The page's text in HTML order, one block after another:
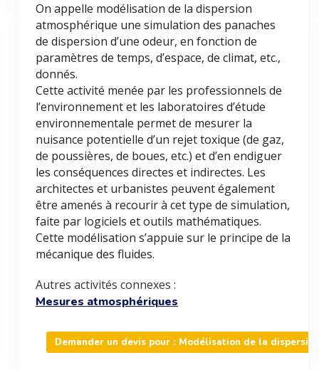
On appelle modélisation de la dispersion
atmosphérique une simulation des panaches
de dispersion d’une odeur, en fonction de
paramètres de temps, d’espace, de climat, etc.,
donnés.
Cette activité menée par les professionnels de
l’environnement et les laboratoires d’étude
environnementale permet de mesurer la
nuisance potentielle d’un rejet toxique (de gaz,
de poussières, de boues, etc.) et d’en endiguer
les conséquences directes et indirectes. Les
architectes et urbanistes peuvent également
être amenés à recourir à cet type de simulation,
faite par logiciels et outils mathématiques.
Cette modélisation s’appuie sur le principe de la
mécanique des fluides.
Autres activités connexes :
Mesures atmosphériques
Demander un devis pour : Modélisation de la